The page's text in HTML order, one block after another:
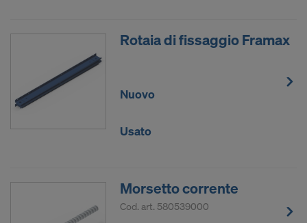
Rotaia di fissaggio Framax
Nuovo
Usato
Morsetto corrente
Cod. art. 580539000
I dati personali che trasmettiamo negli Stati Uniti
sono in particolare gli indirizzi IP (“indirizzo
protocollo Internet”).
Collaboriamo con le società destinatarie seguenti
MaxMind Inc.
Microsoft Corporation
Monotype Imaging Holdings Inc.